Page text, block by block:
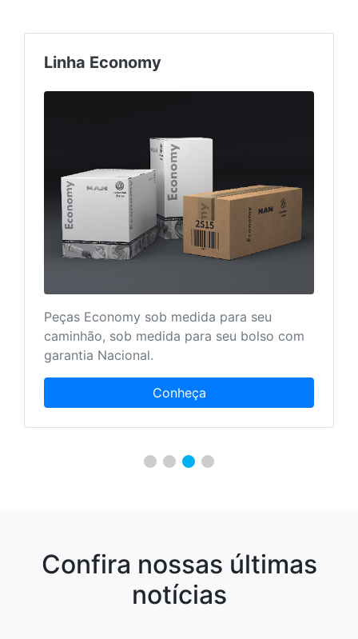
Linha Economy
Peças Economy sob medida para seu
caminhão, sob medida para seu bolso com
garantia Nacional.
Conheça
Confira nossas últimas
notícias